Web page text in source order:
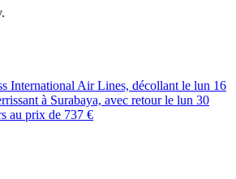
International Air Lines, décollant le lun 16
à Surabaya, avec retour le lun 30
au prix de 737 €